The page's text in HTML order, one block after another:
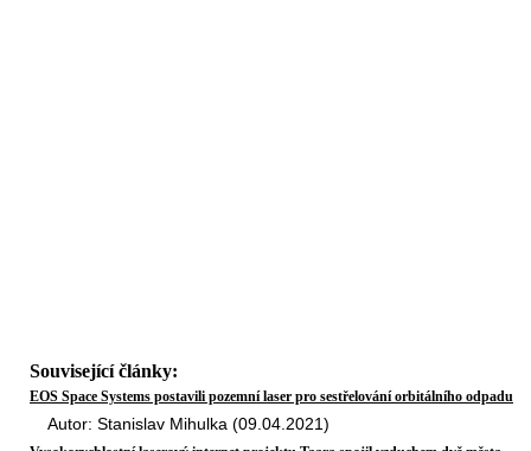
Související články:
EOS Space Systems postavili pozemní laser pro sestřelování orbitálního odpadu
Autor: Stanislav Mihulka (09.04.2021)